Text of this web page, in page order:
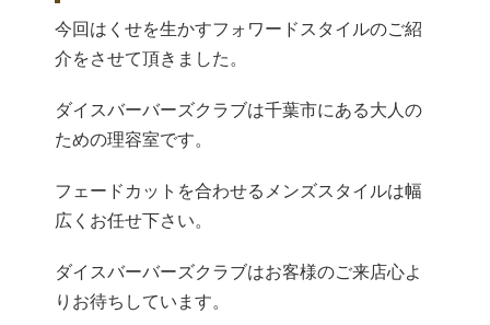
今回はくせを生かすフォワードスタイルのご紹
介をさせて頂きました。
ダイスバーバーズクラブは千葉市にある大人の
ための理容室です。
フェードカットを合わせるメンズスタイルは幅
広くお任せ下さい。
ダイスバーバーズクラブはお客様のご来店心よ
りお待ちしています。